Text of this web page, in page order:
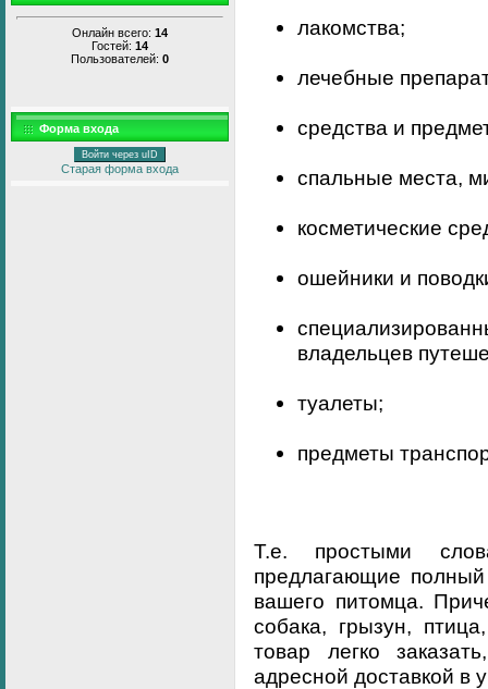
Онлайн всего: 14
Гостей: 14
Пользователей: 0
Форма входа
Войти через uID
Старая форма входа
лакомства;
лечебные
средства и
спальные места,
косметические
ошейники и
владельцев
туалеты;
предметы
Т.е. простыми
предлагающие
вашего питомца.
собака, грызун,
товар легко
адресной доставкой в